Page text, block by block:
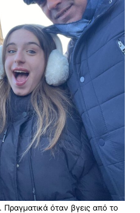
όταν βγεις από το